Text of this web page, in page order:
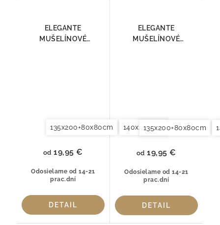
ELEGANTE
MUŠELÍNOVÉ
135x200+80x80cm 140x200+70x90cm
Odosielame od 14-21
prac.dní
od 19,95 €
DETAIL
ELEGANTE
MUŠELÍNOVÉ
135x200+80x80cm
Odosielame od 14-21
prac.dní
od 19,95 €
DETAIL